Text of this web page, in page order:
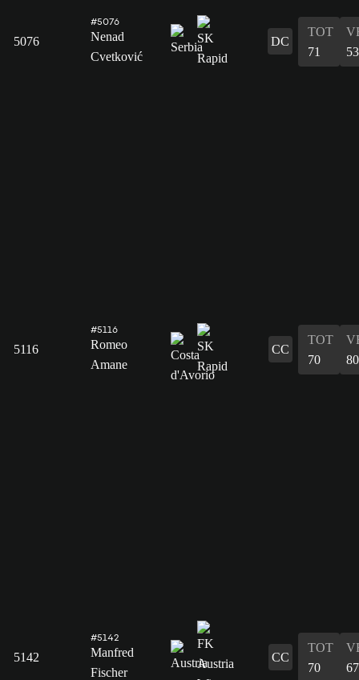
5076
#5076
Nenad
Cvetković
DC
TOT
71
53
5116
#5116
Romeo
Amane
CC
TOT
70
80
5142
#5142
Manfred
Fischer
CC
TOT
70
67